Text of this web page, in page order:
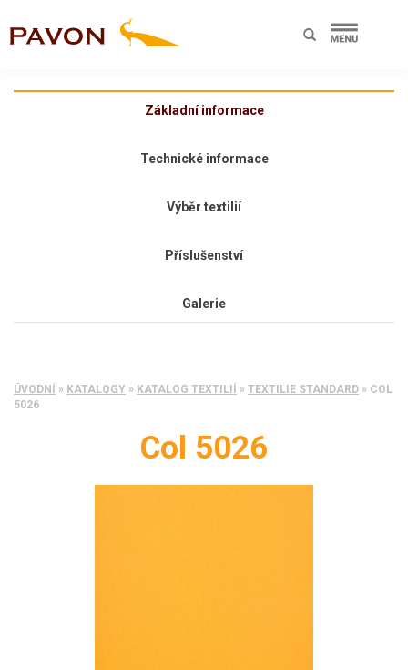
Základní informace
Technické informace
Výběr textilií
Příslušenství
Galerie
ÚVODNÍ » KATALOGY » KATALOG TEXTILIÍ » TEXTILIE STANDARD » COL
5026
Col 5026